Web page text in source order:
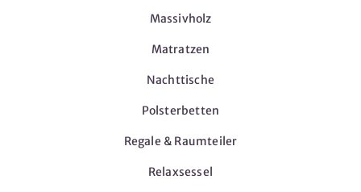
Massivholz
Matratzen
Nachttische
Polsterbetten
Regale & Raumteiler
Relaxsessel